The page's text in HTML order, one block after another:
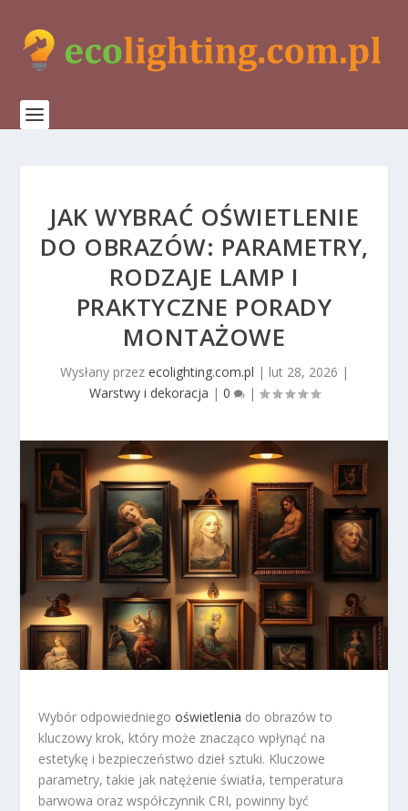
JAK WYBRAĆ OŚWIETLENIE
DO OBRAZÓW: PARAMETRY,
RODZAJE LAMP I
PRAKTYCZNE PORADY
MONTAŻOWE
Wysłany przez ecolighting.com.pl | lut 28, 2026 |
Warstwy i dekoracja | 0 |
Wybór odpowiedniegooświetlenia do obrazów to
kluczowy krok, który może znacząco wpłynąć na
estetykę i bezpieczeństwo dzieł sztuki. Kluczowe
parametry, takie jak natężenie światła, temperatura
barwowa oraz współczynnik CRI, powinny być